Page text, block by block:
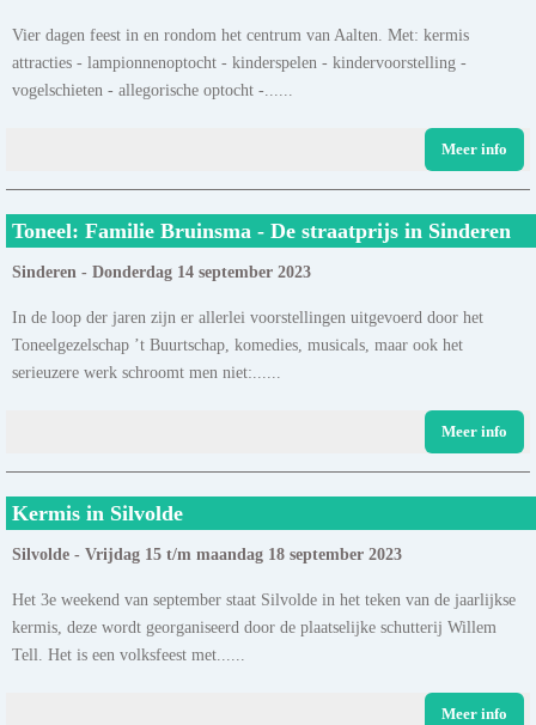
Vier dagen feest in en rondom het centrum van Aalten. Met: kermis
attracties - lampionnenoptocht - kinderspelen - kindervoorstelling -
vogelschieten - allegorische optocht -......
Meer info
Toneel: Familie Bruinsma - De straatprijs in Sinderen
Sinderen - Donderdag 14 september 2023
In de loop der jaren zijn er allerlei voorstellingen uitgevoerd door het
Toneelgezelschap ’t Buurtschap, komedies, musicals, maar ook het
serieuzere werk schroomt men niet:......
Meer info
Kermis in Silvolde
Silvolde - Vrijdag 15 t/m maandag 18 september 2023
Het 3e weekend van september staat Silvolde in het teken van de jaarlijkse
kermis, deze wordt georganiseerd door de plaatselijke schutterij Willem
Tell. Het is een volksfeest met......
Meer info